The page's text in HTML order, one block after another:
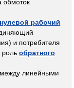
обмоток
нулевой рабочий
и потребителя
роль обратного
линейными